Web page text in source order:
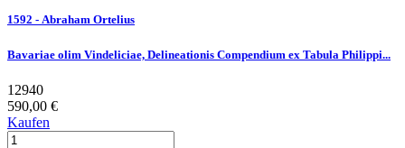
1592 - Abraham Ortelius
Bavariae olim Vindeliciae, Delineationis Compendium ex Tabula Philippi...
12940
590,00 €
Kaufen